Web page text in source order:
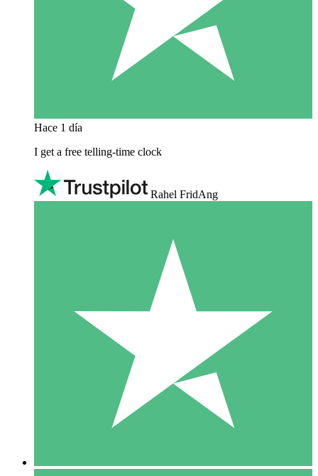
Hace 1 día
I get a free telling-time clock
Rahel FridAng